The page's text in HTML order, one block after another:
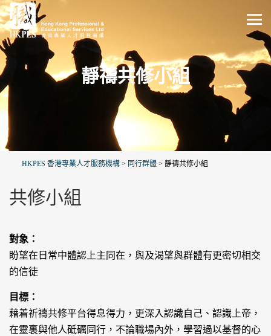
靜禱共修小組
HKPES 香港專業人才服務機構 > 同行群體 > 靜禱共修小組
共修小組
對象：
盼望在日常中體認上主同在，與及渴望與群體有更密切相交
的信徒
目標：
藉着祈禱共修平台得息得力，更深入認識自己、認識上帝，
在靈裏與他人砥礪同行，不論職場內外，學習過以基督的心